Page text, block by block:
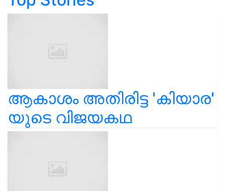
ആകാശം അതിരിട്ട 'കിയാര'
യുടെ വിജയകഥ